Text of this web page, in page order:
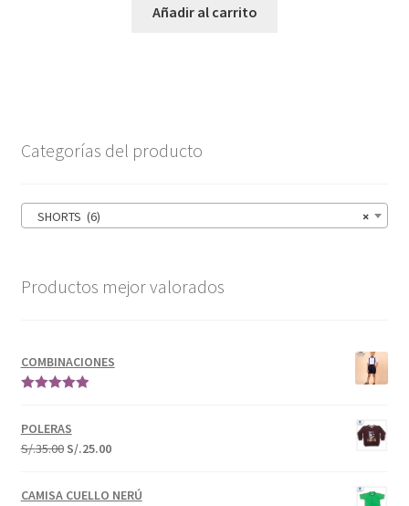
Añadir al carrito
Categorías del producto
×
SHORTS (6)
Productos mejor valorados
COMBINACIONES
POLERAS
S/.35.00 S/.25.00
CAMISA CUELLO NERÚ